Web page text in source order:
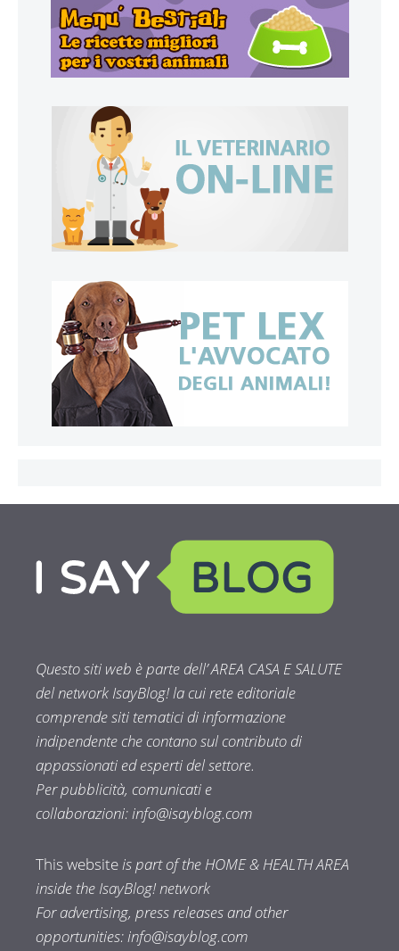
Questo siti web è parte dell’ AREA CASA E SALUTE
del network IsayBlog! la cui rete editoriale
comprende siti tematici di informazione
indipendente che contano sul contributo di
appassionati ed esperti del settore.
Per pubblicità, comunicati e
collaborazioni:info@isayblog.com
This websiteis part of the HOME & HEALTH AREA
inside the IsayBlog! network
For advertising, press releases and other
opportunities:info@isayblog.com